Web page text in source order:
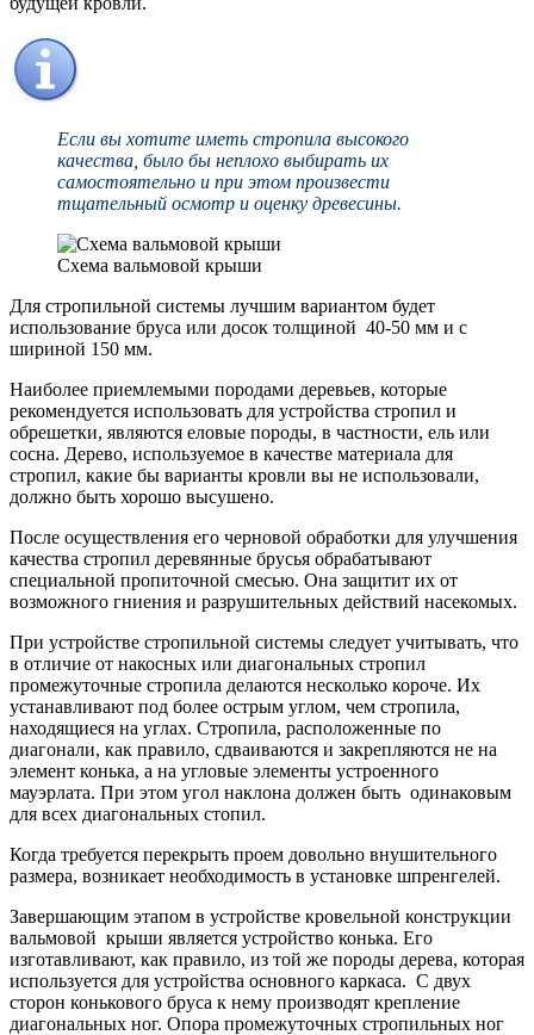
Если вы хотите иметь стропила высокого
качества, было бы неплохо выбирать их
самостоятельно и при этом произвести
тщательный осмотр и оценку древесины.
Схема вальмовой крыши
Для стропильной системы лучшим вариантом будет
использование бруса или досок толщиной 40-50 мм и с
шириной 150 мм.
Наиболее приемлемыми породами деревьев, которые
рекомендуется использовать для устройства стропил и
обрешетки, являются еловые породы, в частности, ель или
сосна. Дерево, используемое в качестве материала для
стропил, какие бы варианты кровли вы не использовали,
должно быть хорошо высушено.
После осуществления его черновой обработки для улучшения
качества стропил деревянные брусья обрабатывают
специальной пропиточной смесью. Она защитит их от
возможного гниения и разрушительных действий насекомых.
При устройстве стропильной системы следует учитывать, что
в отличие от накосных или диагональных стропил
промежуточные стропила делаются несколько короче. Их
устанавливают под более острым углом, чем стропила,
находящиеся на углах. Стропила, расположенные по
диагонали, как правило, сдваиваются и закрепляются не на
элемент конька, а на угловые элементы устроенного
мауэрлата. При этом угол наклона должен быть одинаковым
для всех диагональных стопил.
Когда требуется перекрыть проем довольно внушительного
размера, возникает необходимость в установке шпренгелей.
Завершающим этапом в устройстве кровельной конструкции
вальмовой крыши является устройство конька. Его
изготавливают, как правило, из той же породы дерева, которая
используется для устройства основного каркаса. С двух
сторон конькового бруса к нему производят крепление
диагональных ног. Опора промежуточных стропильных ног